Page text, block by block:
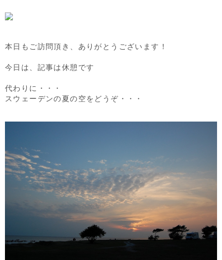
本日もご訪問頂き、ありがとうございます！
今日は、記事は休憩です
代わりに・・・
スウェーデンの夏の空をどうぞ・・・